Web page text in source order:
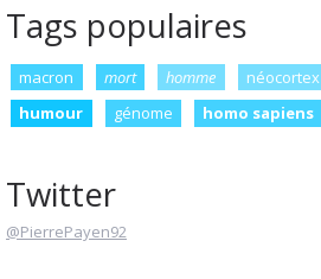
Tags populaires
macron mort homme néocortex
humour
génome homo sapiens
Twitter
@PierrePayen92